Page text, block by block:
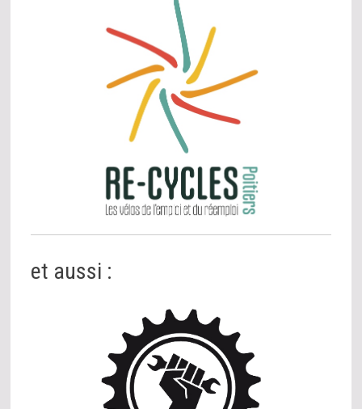
et aussi :